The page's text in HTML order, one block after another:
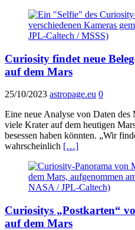
Curiosity findet neue
auf dem Mars
25/10/2023 astropage.eu 0
Eine neue Analyse von Daten
viele Krater auf dem heutigen
besessen haben könnten. „Wir
wahrscheinlich […]
Curiositys „Postkarten“
auf dem Mars